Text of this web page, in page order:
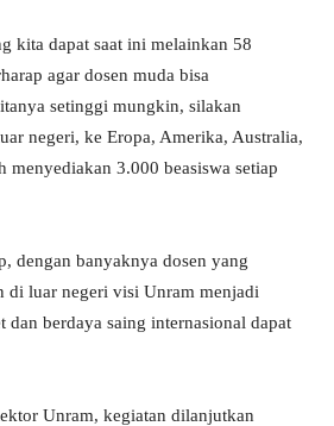
kita dapat saat ini melainkan 58
agar dosen muda bisa
setinggi mungkin, silakan
negeri, ke Eropa, Amerika, Australia,
menyediakan 3.000 beasiswa setiap
dengan banyaknya dosen yang
di luar negeri visi Unram menjadi
dan berdaya saing internasional dapat
Unram, kegiatan dilanjutkan